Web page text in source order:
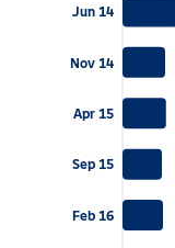
Jun 14
Nov 14
Apr 15
Sep 15
Feb 16